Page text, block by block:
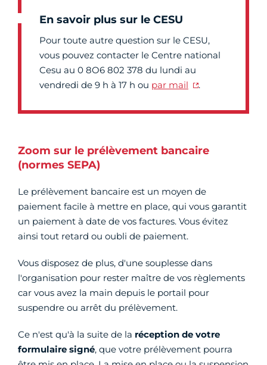
En savoir plus sur le CESU
Pour toute autre question sur le CESU,
vous pouvez contacter le Centre national
Cesu au 0 8O6 802 378 du lundi au
vendredi de 9 h à 17 h ou par mail .
Zoom sur le prélèvement bancaire
(normes SEPA)
Le prélèvement bancaire est un moyen de
paiement facile à mettre en place, qui vous garantit
un paiement à date de vos factures. Vous évitez
ainsi tout retard ou oubli de paiement.
Vous disposez de plus, d'une souplesse dans
l'organisation pour rester maître de vos règlements
car vous avez la main depuis le portail pour
suspendre ou arrêt du prélèvement.
Ce n'est qu'à la suite de la réception de votre
formulaire signé, que votre prélèvement pourra